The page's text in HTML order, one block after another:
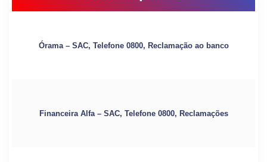
Órama – SAC, Telefone 0800, Reclamação ao banco
Financeira Alfa – SAC, Telefone 0800, Reclamações